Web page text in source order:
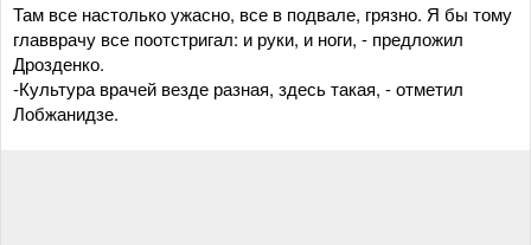
Там все настолько ужасно, все в подвале, грязно. Я бы тому
главврачу все поотстригал: и руки, и ноги, - предложил
Дрозденко.
-Культура врачей везде разная, здесь такая, - отметил
Лобжанидзе.